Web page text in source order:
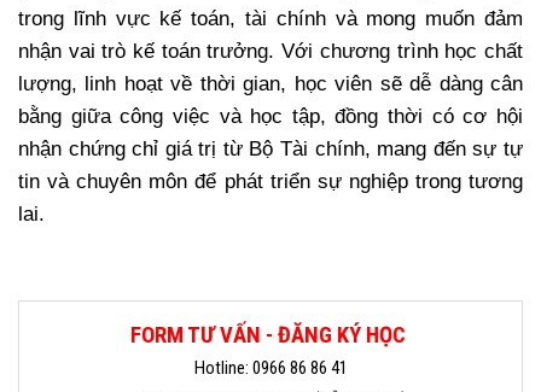
trong lĩnh vực kế toán, tài chính và mong muốn đảm
nhận vai trò kế toán trưởng. Với chương trình học chất
lượng, linh hoạt về thời gian, học viên sẽ dễ dàng cân
bằng giữa công việc và học tập, đồng thời có cơ hội
nhận chứng chỉ giá trị từ Bộ Tài chính, mang đến sự tự
tin và chuyên môn để phát triển sự nghiệp trong tương
lai.
FORM TƯ VẤN - ĐĂNG KÝ HỌC
Hotline: 0966 86 86 41